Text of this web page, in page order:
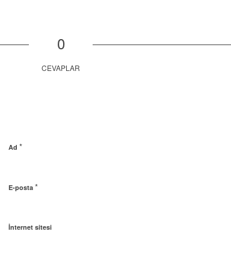
0
CEVAPLAR
Ad *
E-posta *
İnternet sitesi